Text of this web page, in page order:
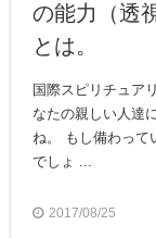
の能力（透
とは。
国際スピリチュア
なたの親しい人達
ね。 もし備わって
でしょ ...
2017/08/25